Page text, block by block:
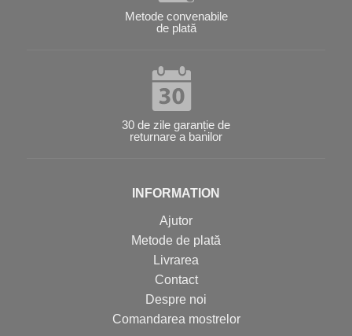
Metode convenabile
de plată
30 de zile garanție de
returnare a banilor
INFORMATION
Ajutor
Metode de plată
Livrarea
Contact
Despre noi
Comandarea mostrelor